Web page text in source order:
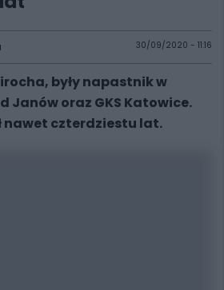
30/09/2020 - 11:16
były napastnik w
Janów oraz GKS Katowice.
nawet czterdziestu lat.